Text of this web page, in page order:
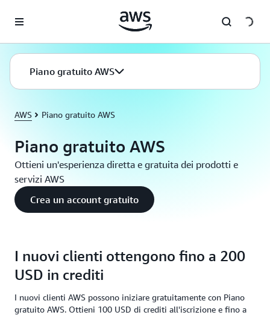
Piano gratuito AWS
AWS Piano gratuito AWS
Piano gratuito AWS
Ottieni un'esperienza diretta e gratuita dei prodotti e
servizi AWS
Crea un account gratuito
I nuovi clienti ottengono fino a 200
USD in crediti
I nuovi clienti AWS possono iniziare gratuitamente con Piano
gratuito AWS. Ottieni 100 USD di crediti all'iscrizione e fino a